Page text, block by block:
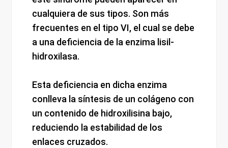
cualquiera de sus tipos. Son más
frecuentes en el tipo VI, el cual se debe
a una deficiencia de la enzima lisil-
hidroxilasa.
Esta deficiencia en dicha enzima
conlleva la síntesis de un colágeno con
un contenido de hidroxilisina bajo,
reduciendo la estabilidad de los
enlaces cruzados.